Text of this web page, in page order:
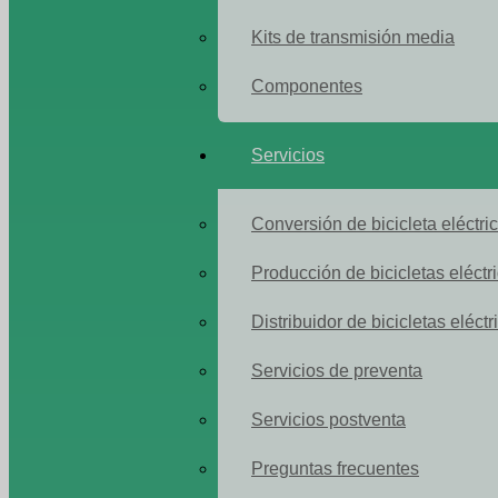
Kits de transmisión media
Componentes
Servicios
Conversión de bicicleta
Producción de bicicletas
Distribuidor de bicicletas
Servicios de preventa
Servicios postventa
Preguntas frecuentes